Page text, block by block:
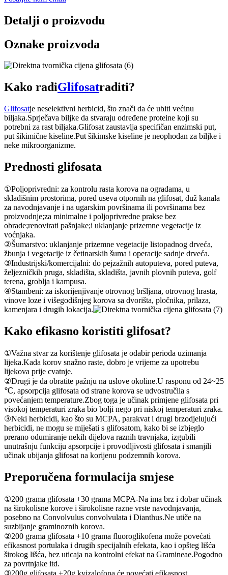
Detalji o proizvodu
Oznake proizvoda
Kako radiGlifosatraditi?
Glifosatje neselektivni herbicid, što znači da će ubiti većinu
biljaka.Sprječava biljke da stvaraju određene proteine ​​koji su
potrebni za rast biljaka.Glifosat zaustavlja specifičan enzimski put,
put šikimične kiseline.Put šikimske kiseline je neophodan za biljke i
neke mikroorganizme.
Prednosti glifosata
①Poljoprivredni: za kontrolu rasta korova na ogradama, u
skladišnim prostorima, pored useva otpornih na glifosat, duž kanala
za navodnjavanje i na ugarskim površinama ili površinama bez
proizvodnje;za minimalne i poljoprivredne prakse bez
obrade;renovirati pašnjake;i uklanjanje prizemne vegetacije iz
voćnjaka.
②Šumarstvo: uklanjanje prizemne vegetacije listopadnog drveća,
žbunja i vegetacije iz četinarskih šuma i operacije sadnje drveća.
③Industrijski/komercijalni: do pejzažnih autoputeva, pored puteva,
željezničkih pruga, skladišta, skladišta, javnih plovnih puteva, golf
terena, groblja i kampusa.
④Stambeni: za iskorijenjivanje otrovnog bršljana, otrovnog hrasta,
vinove loze i višegodišnjeg korova sa dvorišta, pločnika, prilaza,
kamenjara i drugih lokacija.
Kako efikasno koristiti glifosat?
①Važna stvar za korištenje glifosata je odabir perioda uzimanja
lijeka.Kada korov snažno raste, dobro je vrijeme za upotrebu
lijekova prije cvatnje.
②Drugi je da obratite pažnju na uslove okoline.U rasponu od 24~25
℃, apsorpcija glifosata od strane korova se udvostručila s
povećanjem temperature.Zbog toga je učinak primjene glifosata pri
visokoj temperaturi zraka bio bolji nego pri niskoj temperaturi zraka.
③Neki herbicidi, kao što su MCPA, parakvat i drugi brzodjelujući
herbicidi, ne mogu se miješati s glifosatom, kako bi se izbjeglo
prerano odumiranje nekih dijelova raznih travnjaka, izgubili
unutrašnju funkciju apsorpcije i provodljivosti glifosata i smanjili
učinak ubijanja glifosat na korijenu podzemnih korova.
Preporučena formulacija smjese
①200 grama glifosata +30 grama MCPA-Na ima brz i dobar učinak
na širokolisne korove i širokolisne razne vrste navodnjavanja,
posebno na Convolvulus convolvulata i Dianthus.Ne utiče na
suzbijanje graminoznih korova.
②200 grama glifosata +10 grama fluoroglikofena može povećati
efikasnost portulaka i drugih specijalnih efekata, kao i opšteg lišća
širokog lišća, bez uticaja na kontrolni efekat na Gramineae.Pogodno
za povrtnjake itd.
③200g glifosata +20g kvizalofopa će povećati efikasnost